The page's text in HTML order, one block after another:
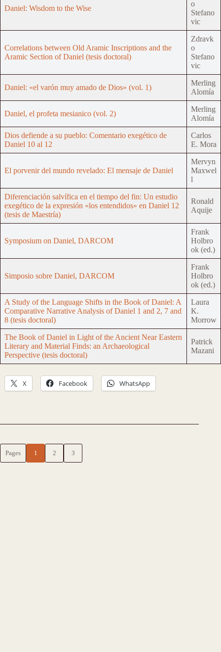
Daniel: Wisdom to the Wise
o
Stefano
vic
Correlations between Old Aramic Inscriptions and the
Aramic Section of Daniel (tesis doctoral)
Zdravk
o
Stefano
vic
Daniel: «el varón muy amado de Dios» (vol. 1)
Merling
Alomía
Daniel, el profeta mesianico (vol. 2)
Merling
Alomía
Dios defiende a su pueblo: Comentario exegético de
Daniel 10 al 12
Carlos
E. Mora
El porvenir del mundo revelado: El mensaje de Daniel
Mervyn
Maxwel
l
Diferenciación salvífica en el tiempo del fin: Un estudio
exegético de la expresión «los entendidos» en Daniel 12
(tesis de Maestría)
Ronald
Aquije
Symposium on Daniel, DARCOM
Frank
Holbro
ok (ed.)
Simposio sobre Daniel, DARCOM
Frank
Holbro
ok (ed.)
A Study of the Language Shifts in the Book of Daniel: A
Comparative Narrative Analysis of Daniel 1 and 2, 7 and
8 (tesis doctoral)
Laura
K.
Morrow
The Book of Daniel in Light of the Ancient Near Eastern
Literary and Material Finds: an Archaeological
Perspective (tesis doctoral)
Patrick
Mazani
X Facebook WhatsApp
Pages 1 2 3